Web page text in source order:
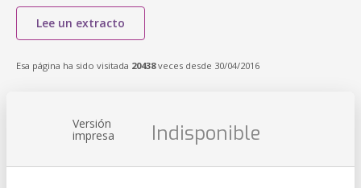
Lee un extracto
Esa página ha sido visitada 20438veces desde 30/04/2016
Versión
impresa Indisponible